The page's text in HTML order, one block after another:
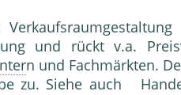
und rückt v.a.
n und Fachmärkten.
zu. Siehe auch